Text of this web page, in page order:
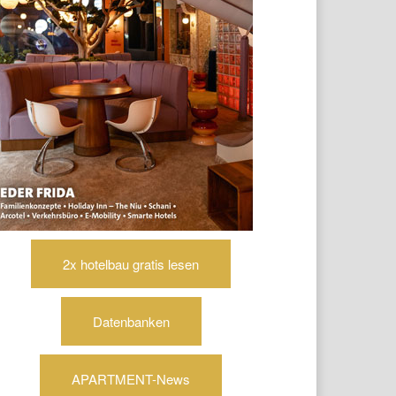
2x hotelbau gratis lesen
Datenbanken
APARTMENT-News